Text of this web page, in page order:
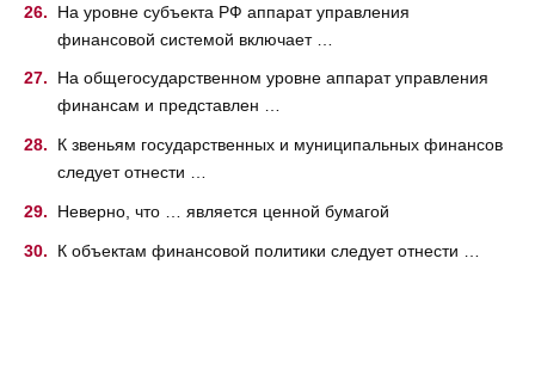
На уровне субъекта РФ аппарат управления
финансовой системой включает …
На общегосударственном уровне аппарат управления
финансам и представлен …
К звеньям государственных и муниципальных финансов
следует отнести …
Неверно, что … является ценной бумагой
К объектам финансовой политики следует отнести …